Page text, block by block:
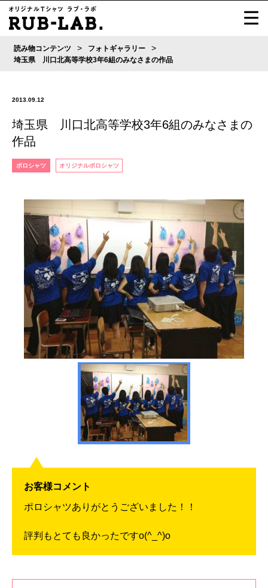
読み物コンテンツ > フォトギャラリー >
埼玉県 川口北高等学校3年6組のみなさまの作品
2013.09.12
埼玉県 川口北高等学校3年6組のみなさまの
作品
ポロシャツ オリジナルポロシャツ
お客様コメント
ポロシャツありがとうございました！！
評判もとても良かったですo(^_^)o